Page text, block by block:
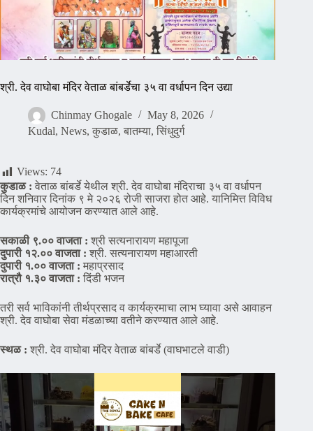
श्री. देव वाघोबा मंदिर वेताळ बांबर्डेचा ३५ वा वर्धापन दिन उद्या
Chinmay Ghogale
May 8, 2026
Kudal, News, कुडाळ, बातम्या, सिंधुदुर्ग
Views: 74
कुडाळ : वेताळ बांबर्डे येथील श्री. देव वाघोबा मंदिराचा ३५ वा वर्धापन
दिन शनिवार दिनांक ९ मे २०२६ रोजी साजरा होत आहे. यानिमित्त विविध
कार्यक्रमांचे आयोजन करण्यात आले आहे.
सकाळी ९.०० वाजता : श्री सत्यनारायण महापूजा
दुपारी १२.०० वाजता : श्री. सत्यनारायण महाआरती
दुपारी १.०० वाजता : महाप्रसाद
रात्रौ १.३० वाजता : दिंडी भजन
तरी सर्व भाविकांनी तीर्थप्रसाद व कार्यक्रमाचा लाभ घ्यावा असे आवाहन
श्री. देव वाघोबा सेवा मंडळाच्या वतीने करण्यात आले आहे.
स्थळ : श्री. देव वाघोबा मंदिर वेताळ बांबर्डे (वाघभाटले वाडी)